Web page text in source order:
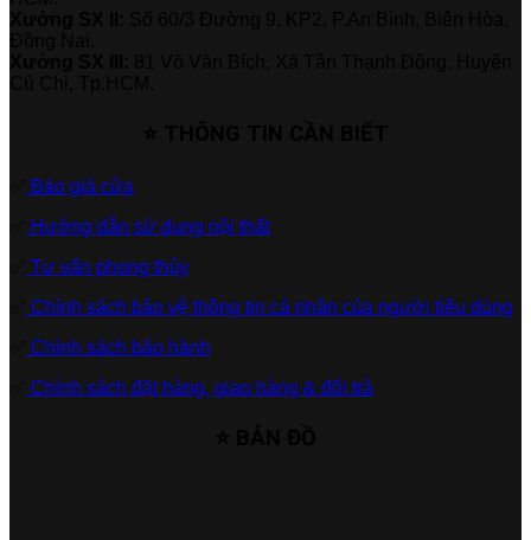
Báo giá cửa
Hướng dẫn sử dụng nội thất
Tư vấn phong thủy
Chính sách bảo vệ thông tin cá nhân của người tiêu dùng
Chính sách bảo hành
Chính sách đặt hàng, giao hàng & đổi trả